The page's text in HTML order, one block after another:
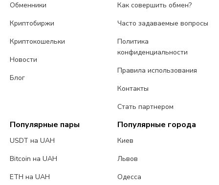
Обменники
Криптобиржи
Криптокошельки
Новости
Блог
Как совершить обмен?
Часто задаваемые вопросы
Политика
конфиденциальности
Правила использования
Контакты
Стать партнером
Популярные пары
USDT на UAH
Bitcoin на UAH
ETH на UAH
Популярные города
Киев
Львов
Одесса